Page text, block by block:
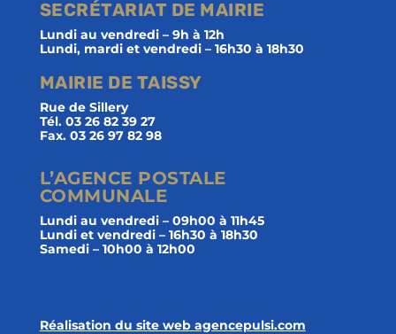
SECRÉTARIAT DE MAIRIE
Lundi au vendredi – 9h à 12h
Lundi, mardi et vendredi – 16h30 à 18h30
MAIRIE DE TAISSY
Rue de Sillery
Tél. 03 26 82 39 27
Fax. 03 26 97 82 98
L’AGENCE POSTALE
COMMUNALE
Lundi au vendredi – 09h00 à 11h45
Lundi et vendredi – 16h30 à 18h30
Samedi – 10h00 à 12h00
Réalisation du site web agencepulsi.com